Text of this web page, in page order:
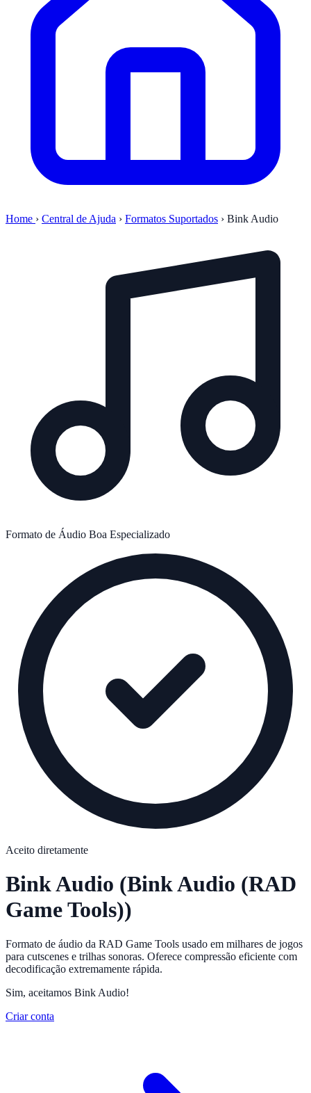
Home › Central de Ajuda › Formatos Suportados › Bink Audio
Formato de Áudio Boa Especializado
Aceito diretamente
Bink Audio (Bink Audio (RAD
Game Tools))
Formato de áudio da RAD Game Tools usado em milhares de jogos
para cutscenes e trilhas sonoras. Oferece compressão eficiente com
decodificação extremamente rápida.
Sim, aceitamos Bink Audio!
Criar conta